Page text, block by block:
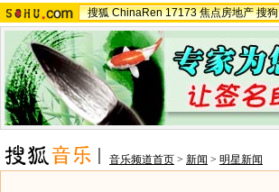
搜狐 ChinaRen 17173 焦点房地产 搜狗
音乐频道首页 > 新闻 > 明星新闻